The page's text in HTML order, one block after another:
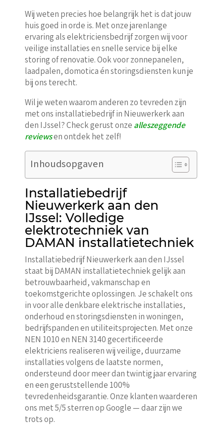
Wij weten precies hoe belangrijk het is dat jouw
huis goed in orde is. Met onze jarenlange
ervaring als elektriciensbedrijf zorgen wij voor
veilige installaties en snelle service bij elke
storing of renovatie. Ook voor zonnepanelen,
laadpalen, domotica én storingsdiensten kun je
bij ons terecht.
Wil je weten waarom anderen zo tevreden zijn
met ons installatiebedrijf in Nieuwerkerk aan
den IJssel? Check gerust onze alleszeggende
reviewsen ontdek het zelf!
Inhoudsopgaven
Installatiebedrijf
Nieuwerkerk aan den
IJssel: Volledige
elektrotechniek van
DAMAN installatietechniek
Installatiebedrijf Nieuwerkerk aan den IJssel
staat bij DAMAN installatietechniek gelijk aan
betrouwbaarheid, vakmanschap en
toekomstgerichte oplossingen. Je schakelt ons
in voor alle denkbare elektrische installaties,
onderhoud en storingsdiensten in woningen,
bedrijfspanden en utiliteitsprojecten. Met onze
NEN 1010 en NEN 3140 gecertificeerde
elektriciens realiseren wij veilige, duurzame
installaties volgens de laatste normen,
ondersteund door meer dan twintig jaar ervaring
en een geruststellende 100%
tevredenheidsgarantie. Onze klanten waarderen
ons met 5/5 sterren op Google — daar zijn we
trots op.